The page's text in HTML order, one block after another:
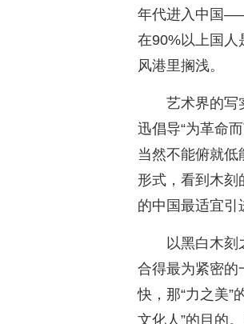
年代进入中国
在90%以上国人
风港里搁浅。
艺术界的写
迅倡导“为革命
当然不能俯就低
形式，看到木刻
的中国最适宜引
以黑白木
合得最为紧密的
快，那“力之美”
文化人”的目的